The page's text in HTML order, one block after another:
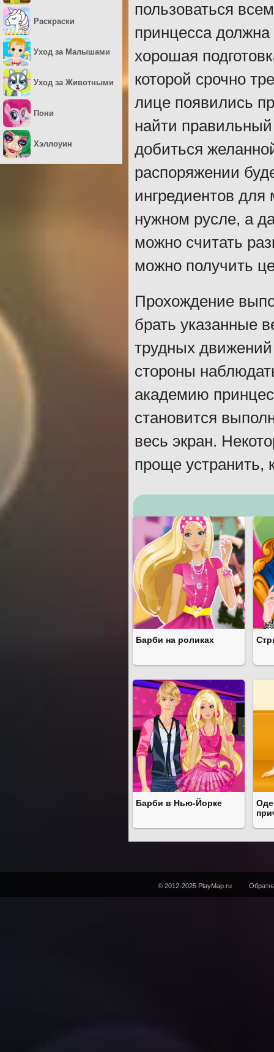
пользоваться
принцесса должна
хорошая
которой срочно
лице появились
найти правильный
добиться
распоряжении
ингредиентов
нужном русле, а
можно считать
можно получить
Прохождение
брать указанные
трудных
стороны
академию
становится
весь экран.
проще устранить,
Барби на роликах
Барби в Нью-Йорке
Раскраски
Уход за Малышами
Уход за Животными
Пони
Хэллоуин
© 2012-2025 PlayMap.ru